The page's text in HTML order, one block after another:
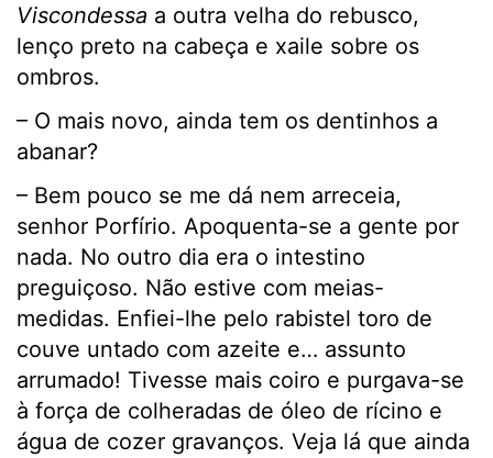
Viscondessa a outra velha do rebusco,
lenço preto na cabeça e xaile sobre os
ombros.
– O mais novo, ainda tem os dentinhos a
abanar?
– Bem pouco se me dá nem arreceia,
senhor Porfírio. Apoquenta-se a gente por
nada. No outro dia era o intestino
preguiçoso. Não estive com meias-
medidas. Enfiei-lhe pelo rabistel toro de
couve untado com azeite e… assunto
arrumado! Tivesse mais coiro e purgava-se
à força de colheradas de óleo de rícino e
água de cozer gravanços. Veja lá que ainda